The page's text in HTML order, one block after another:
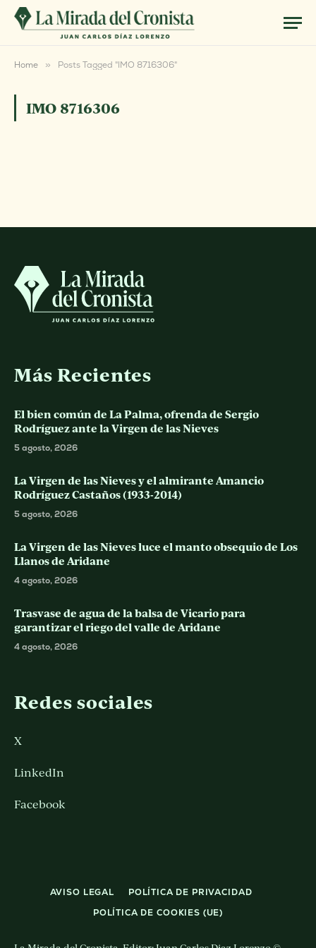
Home » Posts Tagged "IMO 8716306"
IMO 8716306
Más Recientes
El bien común de La Palma, ofrenda de Sergio
Rodríguez ante la Virgen de las Nieves
5 agosto, 2026
La Virgen de las Nieves y el almirante Amancio
Rodríguez Castaños (1933-2014)
5 agosto, 2026
La Virgen de las Nieves luce el manto obsequio de Los
Llanos de Aridane
4 agosto, 2026
Trasvase de agua de la balsa de Vicario para
garantizar el riego del valle de Aridane
4 agosto, 2026
Redes sociales
X
LinkedIn
Facebook
AVISO LEGAL
POLÍTICA DE PRIVACIDAD
POLÍTICA DE COOKIES (UE)